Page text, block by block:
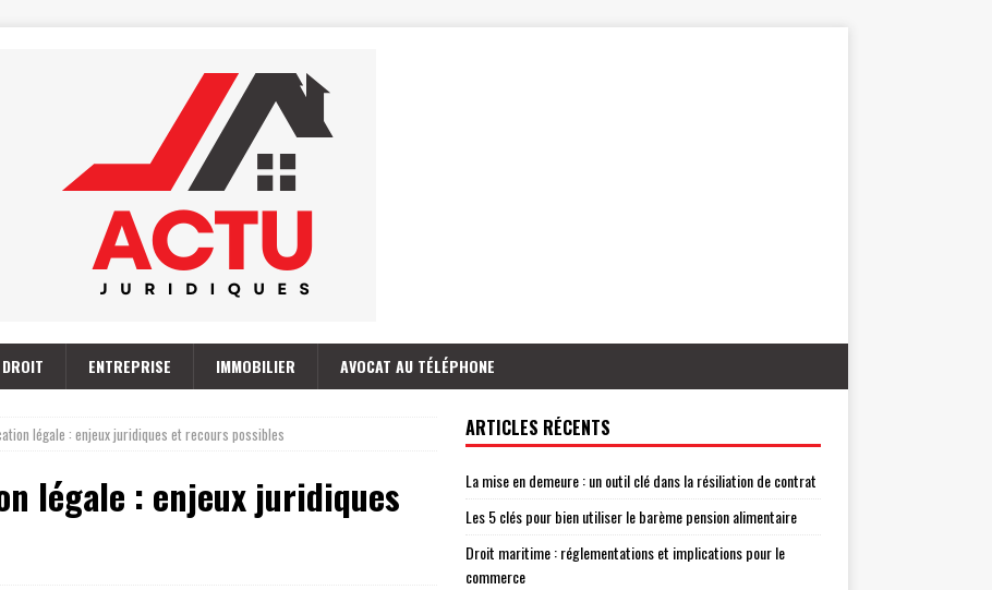
DROIT ENTREPRISE IMMOBILIER AVOCAT AU TÉLÉPHONE
légale : enjeux juridiques et recours possibles
légale : enjeux juridiques
ARTICLES RÉCENTS
La mise en demeure : un outil clé dans la résiliation de contrat
Les 5 clés pour bien utiliser le barème pension alimentaire
Droit maritime : réglementations et implications pour le
commerce